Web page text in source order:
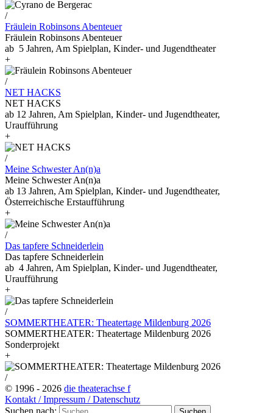
/
Fräulein Robinsons Abenteuer
Fräulein Robinsons Abenteuer
ab 5 Jahren, Am Spielplan, Kinder- und Jugendtheater
+
/
NET HACKS
NET HACKS
ab 12 Jahren, Am Spielplan, Kinder- und Jugendtheater,
Uraufführung
+
/
Meine Schwester An(n)a
Meine Schwester An(n)a
ab 13 Jahren, Am Spielplan, Kinder- und Jugendtheater,
Österreichische Erstaufführung
+
/
Das tapfere Schneiderlein
Das tapfere Schneiderlein
ab 4 Jahren, Am Spielplan, Kinder- und Jugendtheater,
Uraufführung
+
/
SOMMERTHEATER: Theatertage Mildenburg 2026
SOMMERTHEATER: Theatertage Mildenburg 2026
Sonderprojekt
+
/
© 1996 - 2026 die theaterachse f
Kontakt / Impressum / Datenschutz